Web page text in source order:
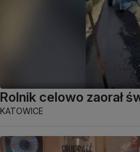
Rolnik celowo zaorał
KATOWICE